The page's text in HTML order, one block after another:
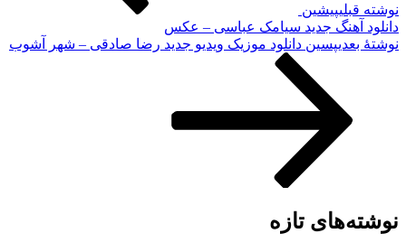
نوشته قبلیپیشین
دانلود آهنگ جدید سیامک عباسی – عکس
نوشته‌ٔ بعدیپسین دانلود موزیک ویدیو جدید رضا صادقی – شهر آشوب
نوشته‌های تازه